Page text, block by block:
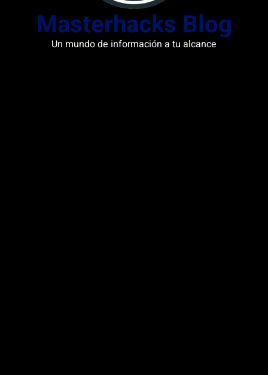
Masterhacks Blog
Un mundo de información a tu alcance